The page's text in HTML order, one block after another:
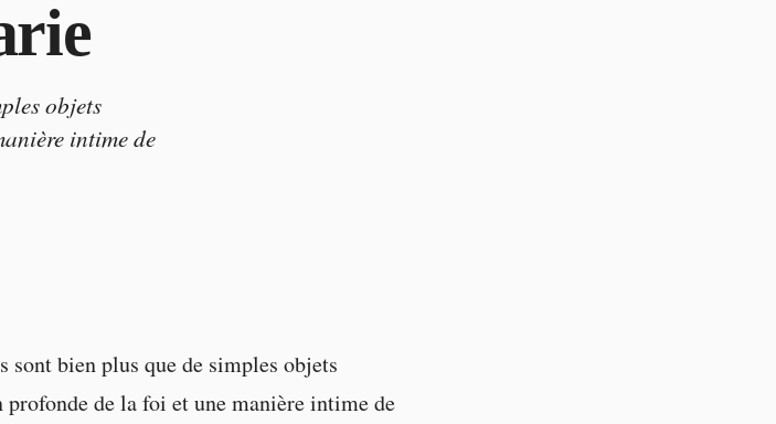
objets
intime de
bien plus que de simples objets
de la foi et une manière intime de